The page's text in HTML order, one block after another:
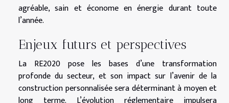
agréable, sain et économe en énergie durant toute
l’année.
Enjeux futurs et perspectives
La RE2020 pose les bases d’une transformation
profonde du secteur, et son impact sur l’avenir de la
construction personnalisée sera déterminant à moyen et